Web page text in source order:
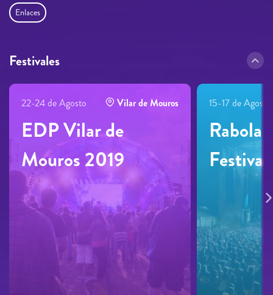
Enlaces
Festivales
22-24 de Agosto Vilar de Mouros
EDP Vilar de
Mouros 2019
15-17 de Agosto